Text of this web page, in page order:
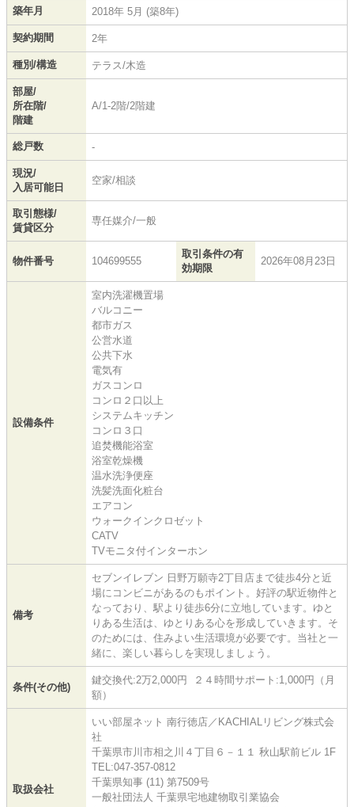
築年月 2018年 5月 (築8年)
契約期間 2年
種別/構造 テラス/木造
部屋/
所在階/
階建
A/1-2階/2階建
総戸数 -
現況/
入居可能日
空家/相談
取引態様/
賃貸区分
専任媒介/一般
物件番号 104699555
取引条件の有
効期限
2026年08月23日
設備条件
室内洗濯機置場
バルコニー
都市ガス
公営水道
公共下水
電気有
ガスコンロ
コンロ２口以上
システムキッチン
コンロ３口
追焚機能浴室
浴室乾燥機
温水洗浄便座
洗髪洗面化粧台
エアコン
ウォークインクロゼット
CATV
TVモニタ付インターホン
備考
セブンイレブン 日野万願寺2丁目店まで徒歩4分と近
場にコンビニがあるのもポイント。好評の駅近物件と
なっており、駅より徒歩6分に立地しています。ゆと
りある生活は、ゆとりある心を形成していきます。そ
のためには、住みよい生活環境が必要です。当社と一
緒に、楽しい暮らしを実現しましょう。
条件(その他)
鍵交換代:2万2,000円 ２４時間サポート:1,000円（月
額）
取扱会社
いい部屋ネット 南行徳店／KACHIALリビング株式会
社
千葉県市川市相之川４丁目６－１１ 秋山駅前ビル 1F
TEL:047-357-0812
千葉県知事 (11) 第7509号
一般社団法人 千葉県宅地建物取引業協会